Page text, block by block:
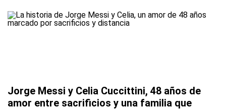
Jorge Messi y Celia Cuccittini, 48 años de
amor entre sacrificios y una familia que